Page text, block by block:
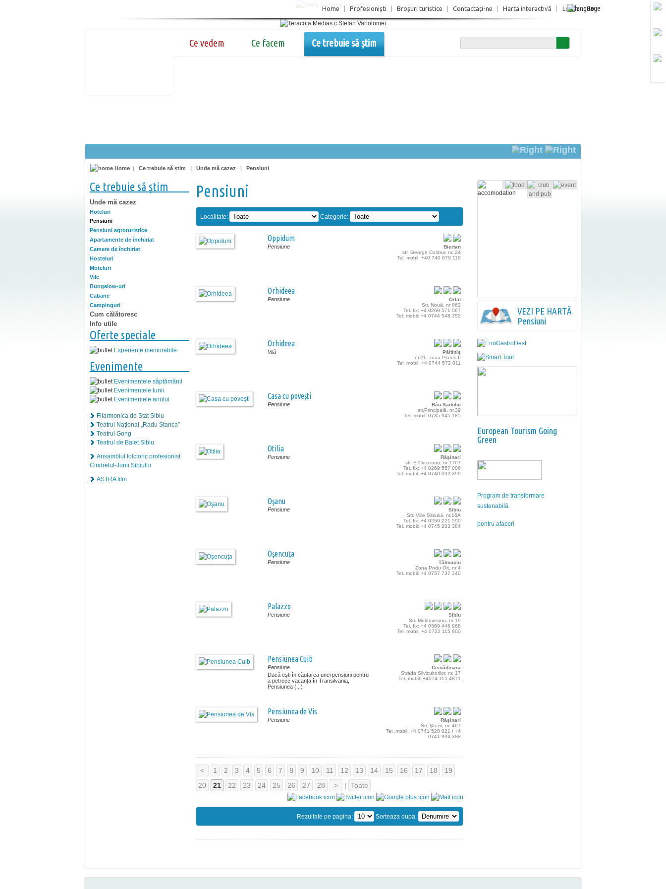
Login Ro
Home Profesionişti Broşuri turistice Contactaţi-ne Harta interactivă
Ce vedem Ce facem Ce trebuie să știm
Home | Ce trebuie să știm | Unde mă cazez | Pensiuni
Ce trebuie să știm
Unde mă cazez
Hoteluri
Pensiuni
Pensiuni agroturistice
Apartamente de închiriat
Camere de închiriat
Hosteluri
Moteluri
Vile
Bungalow-uri
Cabane
Campinguri
Cum călătoresc
Info utile
Oferte speciale
Experiențe memorabile
Evenimente
Evenimentele săptămânii
Evenimentele lunii
Evenimentele anului
Filarmonica de Stat Sibiu
Teatrul Naţional „Radu Stanca”
Teatrul Gong
Teatrul de Balet Sibiu
Ansamblul folcloric profesionist
Cindrelul-Junii Sibiului
ASTRA film
Pensiuni
Localitate: Categorie:
Oppidum
Biertan
str. George Cosbuc nr. 24
Tel. mobil: +40 740 679 119
Pensiune
Orhideea
Orlat
Str. Nouă, nr 862
Tel. fix: +4 0269 571 067
Tel. mobil: +4 0744 548 352
Pensiune
Orhideea
Păltiniș
nr.21, zona Platoș II
Tel. mobil: +4 0744 572 011
Vilă
Casa cu povești
Râu Sadului
str.Principală, nr.39
Tel. mobil: 0735 945 185
Pensiune
Otilia
Răşinari
str. E.Ciuceanu, nr 1707
Tel. fix: +4 0269 557 006
Tel. mobil: +4 0740 092 399
Pensiune
Oşanu
Sibiu
Str. Viile Sibiului, nr.16A
Tel. fix: +4 0269 221 590
Tel. mobil: +4 0745 203 384
Pensiune
Oşencuţa
Tălmaciu
Zona Podu Olt, nr 4
Tel. mobil: +4 0757 737 340
Pensiune
Palazzo
Sibiu
Str. Moldoveanu, nr 19
Tel. fix: +4 0369 446 968
Tel. mobil: +4 0722 115 900
Pensiune
Pensiunea Cuib
Cisnădioara
Strada Silvicultorilor, nr. 17
Tel. mobil: +4074 115 4871
Pensiune
Dacă ești în căutarea unei pensiuni pentru
a petrece vacanța în Transilvania,
Pensiunea (...)
Pensiunea de Vis
Răşinari
Str. Ştezii, nr. 407
Tel. mobil: +4 0741 520 021 / +4
0741 994 388
Pensiune
< 1 2 3 4 5 6 7 8 9 10 11 12 13 14 15 16 17 18
19
20
21 22 23 24 25 26 27 28 > | Toate
Rezultate pe pagina: Sorteaza dupa:
VEZI PE HARTĂ
Pensiuni
European Tourism Going
Green
Program de transformare
sustenabilă
pentru afaceri